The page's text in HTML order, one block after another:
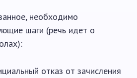
необходимо
шаги (речь идет о
отказ от зачисления